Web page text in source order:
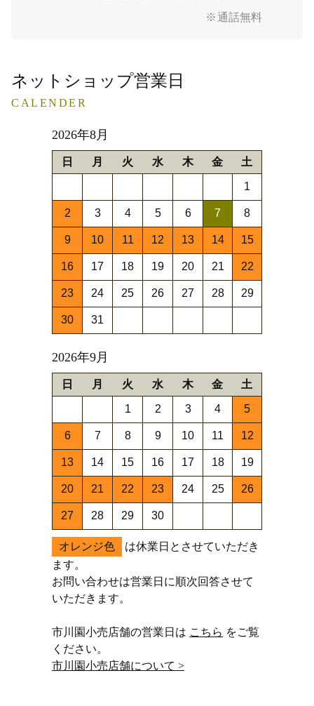
※通話無料
ネットショップ営業日
CALENDER
2026年8月
日 月 火 水 木 金 土
1
2 3 4 5 6 7 8
9 10 11 12 13 14 15
16 17 18 19 20 21 22
23 24 25 26 27 28 29
30 31
2026年9月
日 月 火 水 木 金 土
1 2 3 4 5
6 7 8 9 10 11 12
13 14 15 16 17 18 19
20 21 22 23 24 25 26
27 28 29 30
オレンジ色
は休業日とさせていただき
ます。
お問い合わせは営業日に順次回答させて
いただきます。
市川園小売店舗の営業日は こちら をご覧
ください。
市川園小売店舗について >